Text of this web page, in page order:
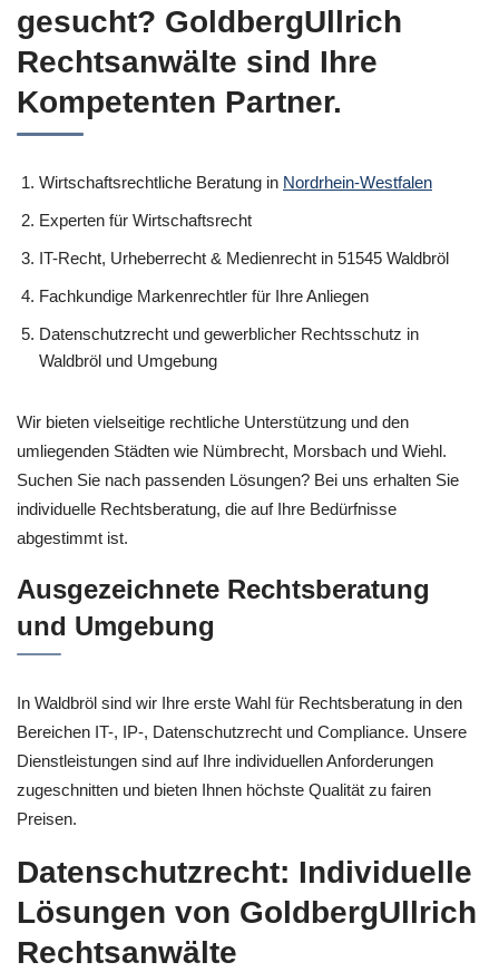
gesucht? GoldbergUllrich
Rechtsanwälte sind Ihre
Kompetenten Partner.
Wirtschaftsrechtliche Beratung in Nordrhein-Westfalen
Experten für Wirtschaftsrecht
IT-Recht, Urheberrecht & Medienrecht in 51545 Waldbröl
Fachkundige Markenrechtler für Ihre Anliegen
Datenschutzrecht und gewerblicher Rechtsschutz in
Waldbröl und Umgebung
Wir bieten vielseitige rechtliche Unterstützung und den
umliegenden Städten wie Nümbrecht, Morsbach und Wiehl.
Suchen Sie nach passenden Lösungen? Bei uns erhalten Sie
individuelle Rechtsberatung, die auf Ihre Bedürfnisse
abgestimmt ist.
Ausgezeichnete Rechtsberatung
und Umgebung
In Waldbröl sind wir Ihre erste Wahl für Rechtsberatung in den
Bereichen IT-, IP-, Datenschutzrecht und Compliance. Unsere
Dienstleistungen sind auf Ihre individuellen Anforderungen
zugeschnitten und bieten Ihnen höchste Qualität zu fairen
Preisen.
Datenschutzrecht: Individuelle
Lösungen von GoldbergUllrich
Rechtsanwälte